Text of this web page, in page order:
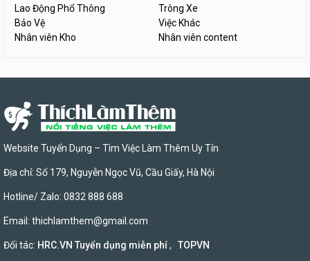
Lao Động Phổ Thông
Trông Xe
Bảo Vệ
Việc Khác
Nhân viên Kho
Nhân viên content
Website Tuyển Dụng – Tìm Việc Làm Thêm Uy Tín
Địa chỉ: Số 179, Nguyễn Ngọc Vũ, Cầu Giấy, Hà Nội
Hotline/ Zalo: 0832 888 688
Email: thichlamthem@gmail.com
Đối tác: HRC.VN Tuyển dụng miễn phí, TOPVN